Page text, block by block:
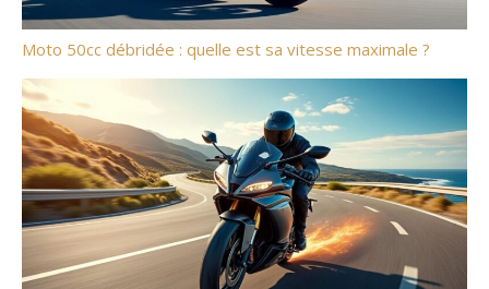
Moto 50cc débridée : quelle est sa vitesse maximale ?